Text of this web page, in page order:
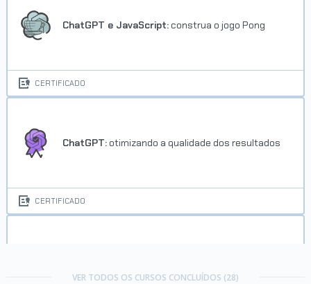
ChatGPT e JavaScript: construa o jogo Pong
CERTIFICADO
ChatGPT: otimizando a qualidade dos resultados
CERTIFICADO
VER TODOS OS CURSOS CONCLUÍDOS (28)